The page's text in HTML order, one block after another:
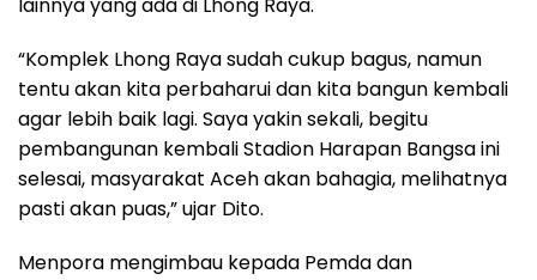
“Komplek Lhong Raya sudah cukup bagus, namun
tentu akan kita perbaharui dan kita bangun kembali
agar lebih baik lagi. Saya yakin sekali, begitu
pembangunan kembali Stadion Harapan Bangsa ini
selesai, masyarakat Aceh akan bahagia, melihatnya
pasti akan puas,” ujar Dito.
Menpora mengimbau kepada Pemda dan